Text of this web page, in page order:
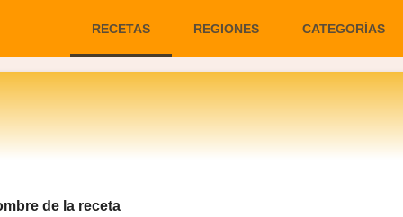
RECETAS REGIONES CATEGORÍAS
de la receta